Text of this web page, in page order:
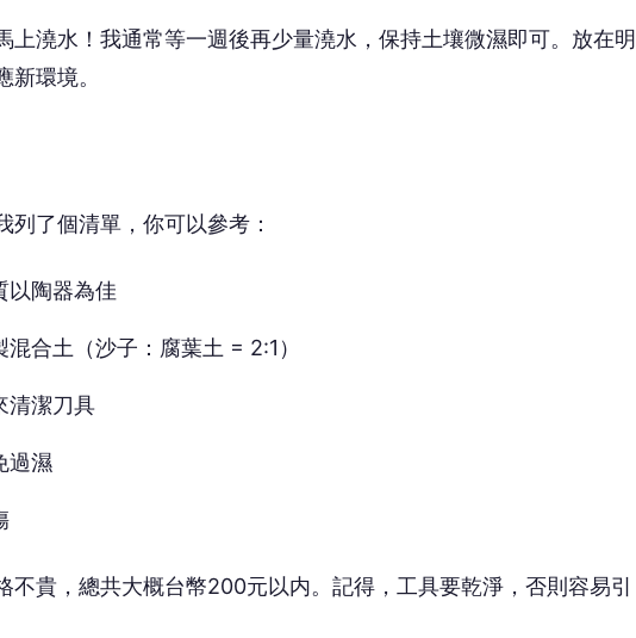
上澆水！我通常等一週後再少量澆水，保持土壤微濕即可。放在明
環境。
了個清單，你可以參考：
以陶器為佳
合土（沙子：腐葉土 = 2:1）
清潔刀具
過濕
不貴，總共大概台幣200元以内。記得，工具要乾淨，否則容易引